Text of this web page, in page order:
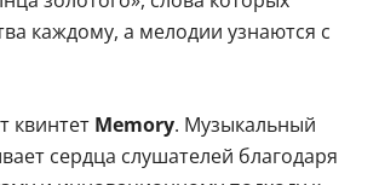
каждому, а мелодии узнаются с
квинтет Memory. Музыкальный
сердца слушателей благодаря